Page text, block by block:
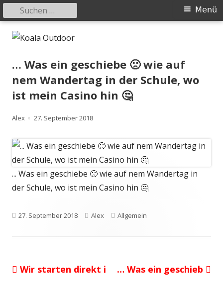
SpringeKoala Outdoor
Hier ist eine Übersicht meiner Wander- und Trekkingtouren
Primäres
Menü
Menü
Suchen
nach:
… Was ein geschiebe 🙁 wie auf
nem Wandertag in der Schule, wo
ist mein Casino hin 🤔
Autor
Alex
Veröffentlicht
27. September 2018
... Was ein geschiebe 🙁 wie auf nem Wandertag in
der Schule, wo ist mein Casino hin 🤔
Veröffentlicht
27. September 2018 Autor
Alex Kategorien
Allgemein
Beitragsnavigation
Vorheriger
Wir starten direkt i
Nächster
… Was ein geschieb